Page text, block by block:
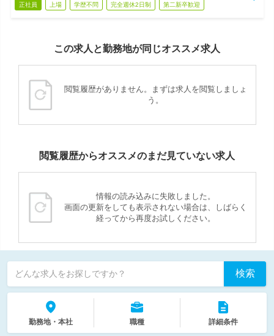
正社員 上場 学歴不問 完全週休2日制 第二新卒歓迎
この求人と勤務地が同じオススメ求人
閲覧履歴がありません。まずは求人を閲覧しましょ
う。
閲覧履歴からオススメのまだ見ていない求人
情報の読み込みに失敗しました。
画面の更新をしても表示されない場合は、しばらく
経ってから再度お試しください。
どんな求人をお探しですか？ 検索
勤務地・本社 職種 詳細条件